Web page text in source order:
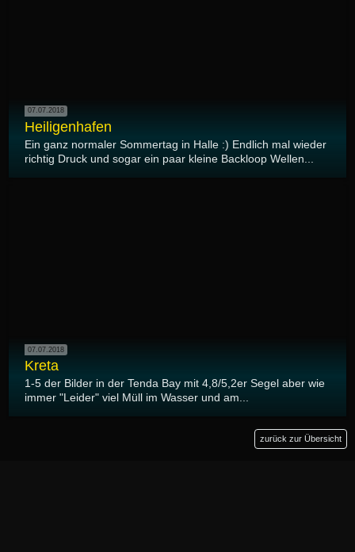
07.07.2018
Heiligenhafen
Ein ganz normaler Sommertag in Halle :) Endlich mal wieder
richtig Druck und sogar ein paar kleine Backloop Wellen...
07.07.2018
Kreta
1-5 der Bilder in der Tenda Bay mit 4,8/5,2er Segel aber wie
immer "Leider" viel Müll im Wasser und am...
zurück zur Übersicht